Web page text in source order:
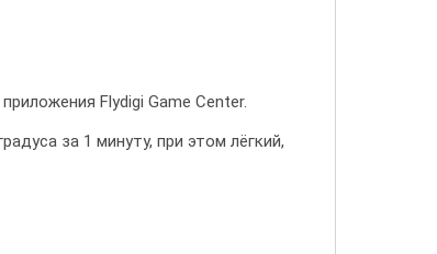
Flydigi Game Center.
за 1 минуту, при этом лёгкий,